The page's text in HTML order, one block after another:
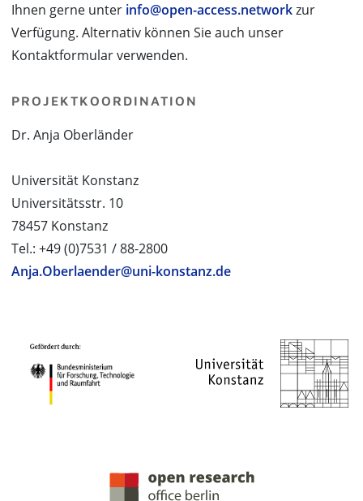
Ihnen gerne unter info@open-access.networkzur
Verfügung. Alternativ können Sie auch unser
Kontaktformular verwenden.
PROJEKTKOORDINATION
Dr. Anja Oberländer
Universität Konstanz
Universitätsstr. 10
78457 Konstanz
Tel.: +49 (0)7531 / 88-2800
Anja.Oberlaender@uni-konstanz.de